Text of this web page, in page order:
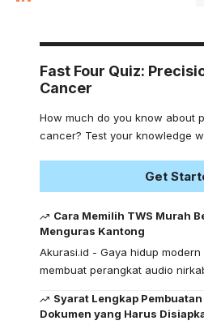
Fast Four Quiz:
Cancer
How much do you know about
cancer? Test your knowledge
Get
Cara Memilih TWS Murah
Menguras Kantong
Akurasi.id - Gaya hidup
membuat perangkat audio
Syarat Lengkap
Dokumen yang Harus